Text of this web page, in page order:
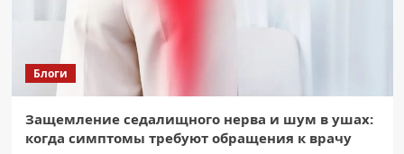
Блоги
Защемление седалищного нерва и шум в ушах:
когда симптомы требуют обращения к врачу